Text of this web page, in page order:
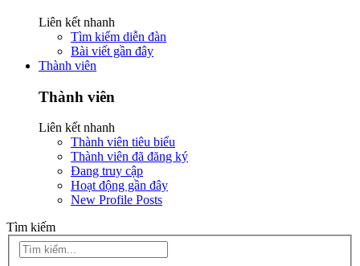
Liên kết nhanh
Tìm kiếm diễn đàn
Bài viết gần đây
Thành viên
Thành viên
Liên kết nhanh
Thành viên tiêu biểu
Thành viên đã đăng ký
Đang truy cập
Hoạt động gần đây
New Profile Posts
Tìm kiếm